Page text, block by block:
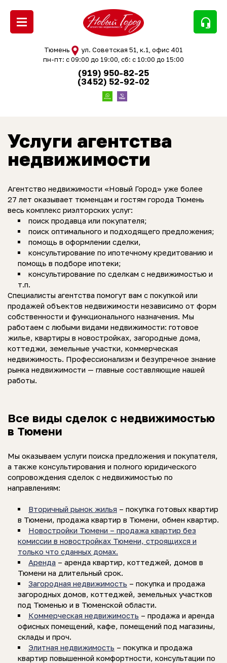
headset_mic
Тюмень
ул. Советская 51, к.1, офис 401
пн-пт: с 09:00 до 19:00, сб: с 10:00 до 15:00
(919) 950-82-25
(3452) 52-92-02
Услуги агентства
недвижимости
Агентство недвижимости «Новый Город» уже более
27 лет оказывает тюменцам и гостям города Тюмень
весь комплекс риэлторских услуг:
поиск продавца или покупателя;
поиск оптимального и подходящего предложения;
помощь в оформлении сделки,
консультирование по ипотечному кредитованию и
помощь в подборе ипотеки;
консультирование по сделкам с недвижимостью и
т.п.
Специалисты агентства помогут вам с покупкой или
продажей объектов недвижимости независимо от форм
собственности и функционального назначения. Мы
работаем с любыми видами недвижимости: готовое
жилье, квартиры в новостройках, загородные дома,
коттеджи, земельные участки, коммерческая
недвижимость. Профессионализм и безупречное знание
рынка недвижимости — главные составляющие нашей
работы.
Все виды сделок с недвижимостью
в Тюмени
Мы оказываем услуги поиска предложения и покупателя,
а также консультирования и полного юридического
сопровождения сделок с недвижимостью по
направлениям:
Вторичный рынок жилья – покупка готовых квартир
в Тюмени, продажа квартир в Тюмени, обмен квартир.
Новостройки Тюмени – продажа квартир без
комиссии в новостройках Тюмени, строящихся и
только что сданных домах.
Аренда – аренда квартир, коттеджей, домов в
Тюмени на длительный срок.
Загородная недвижимость – покупка и продажа
загородных домов, коттеджей, земельных участков
под Тюменью и в Тюменской области.
Коммерческая недвижимость – продажа и аренда
офисных помещений, кафе, помещений под магазины,
склады и проч.
Элитная недвижимость – покупка и продажа
квартир повышенной комфортности, консультации по